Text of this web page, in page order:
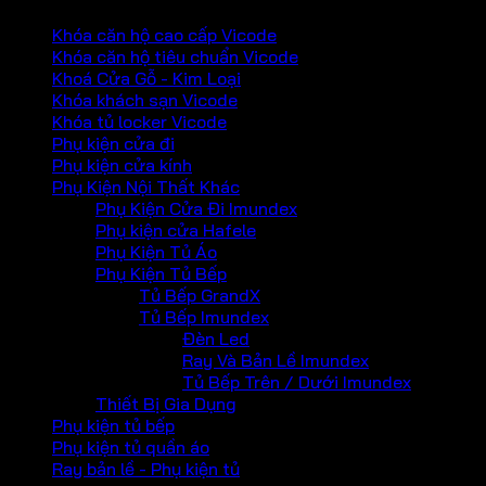
Khóa căn hộ cao cấp Vicode
Khóa căn hộ tiêu chuẩn Vicode
Khoá Cửa Gỗ - Kim Loại
Khóa khách sạn Vicode
Khóa tủ locker Vicode
Phụ kiện cửa đi
Phụ kiện cửa kính
Phụ Kiện Nội Thất Khác
Phụ Kiện Cửa Đi Imundex
Phụ kiện cửa Hafele
Phụ Kiện Tủ Áo
Phụ Kiện Tủ Bếp
Tủ Bếp GrandX
Tủ Bếp Imundex
Đèn Led
Ray Và Bản Lề Imundex
Tủ Bếp Trên / Dưới Imundex
Thiết Bị Gia Dụng
Phụ kiện tủ bếp
Phụ kiện tủ quần áo
Ray bản lề - Phụ kiện tủ